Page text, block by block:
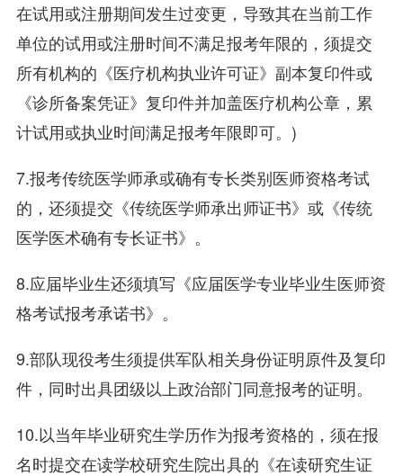
在试用或注册期间发生过变更，导致其在当前工作
单位的试用或注册时间不满足报考年限的，须提交
所有机构的《医疗机构执业许可证》副本复印件或
《诊所备案凭证》复印件并加盖医疗机构公章，累
计试用或执业时间满足报考年限即可。)
7.报考传统医学师承或确有专长类别医师资格考试
的，还须提交《传统医学师承出师证书》或《传统
医学医术确有专长证书》。
8.应届毕业生还须填写《应届医学专业毕业生医师资
格考试报考承诺书》。
9.部队现役考生须提供军队相关身份证明原件及复印
件，同时出具团级以上政治部门同意报考的证明。
10.以当年毕业研究生学历作为报考资格的，须在报
名时提交在读学校研究生院出具的《在读研究生证